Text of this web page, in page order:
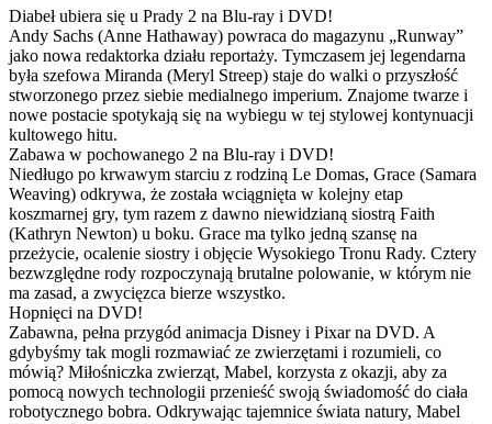
Diabeł ubiera się u Prady 2 na Blu-ray i DVD!
Andy Sachs (Anne Hathaway) powraca do magazynu „Runway”
jako nowa redaktorka działu reportaży. Tymczasem jej legendarna
była szefowa Miranda (Meryl Streep) staje do walki o przyszłość
stworzonego przez siebie medialnego imperium. Znajome twarze i
nowe postacie spotykają się na wybiegu w tej stylowej kontynuacji
kultowego hitu.
Zabawa w pochowanego 2 na Blu-ray i DVD!
Niedługo po krwawym starciu z rodziną Le Domas, Grace (Samara
Weaving) odkrywa, że została wciągnięta w kolejny etap
koszmarnej gry, tym razem z dawno niewidzianą siostrą Faith
(Kathryn Newton) u boku. Grace ma tylko jedną szansę na
przeżycie, ocalenie siostry i objęcie Wysokiego Tronu Rady. Cztery
bezwzględne rody rozpoczynają brutalne polowanie, w którym nie
ma zasad, a zwycięzca bierze wszystko.
Hopnięci na DVD!
Zabawna, pełna przygód animacja Disney i Pixar na DVD. A
gdybyśmy tak mogli rozmawiać ze zwierzętami i rozumieli, co
mówią? Miłośniczka zwierząt, Mabel, korzysta z okazji, aby za
pomocą nowych technologii przenieść swoją świadomość do ciała
robotycznego bobra. Odkrywając tajemnice świata natury, Mabel